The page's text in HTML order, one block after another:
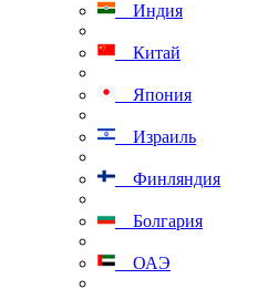
Индия
Китай
Япония
Израиль
Финляндия
Болгария
ОАЭ